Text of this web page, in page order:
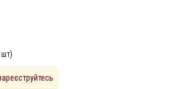
шт)